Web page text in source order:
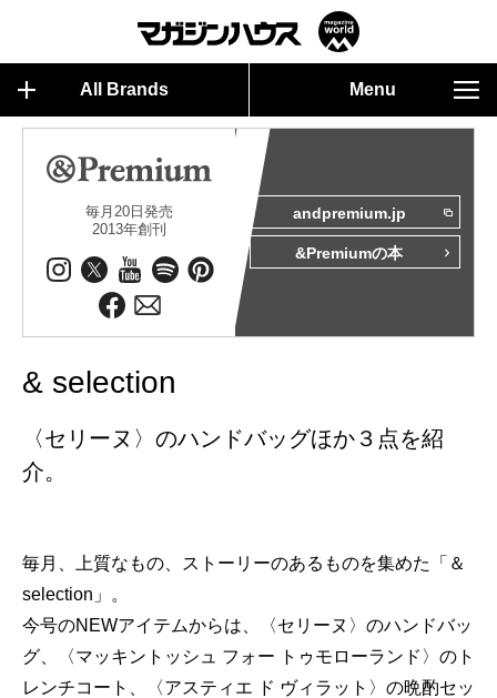
All Brands Menu
毎月20日発売
2013年創刊
andpremium.jp
&Premiumの本
& selection
〈セリーヌ〉のハンドバッグほか３点を紹
介。
毎月、上質なもの、ストーリーのあるものを集めた「＆
selection」。
今号のNEWアイテムからは、〈セリーヌ〉のハンドバッ
グ、〈マッキントッシュ フォー トゥモローランド〉のト
レンチコート、〈アスティエ ド ヴィラット〉の晩酌セッ